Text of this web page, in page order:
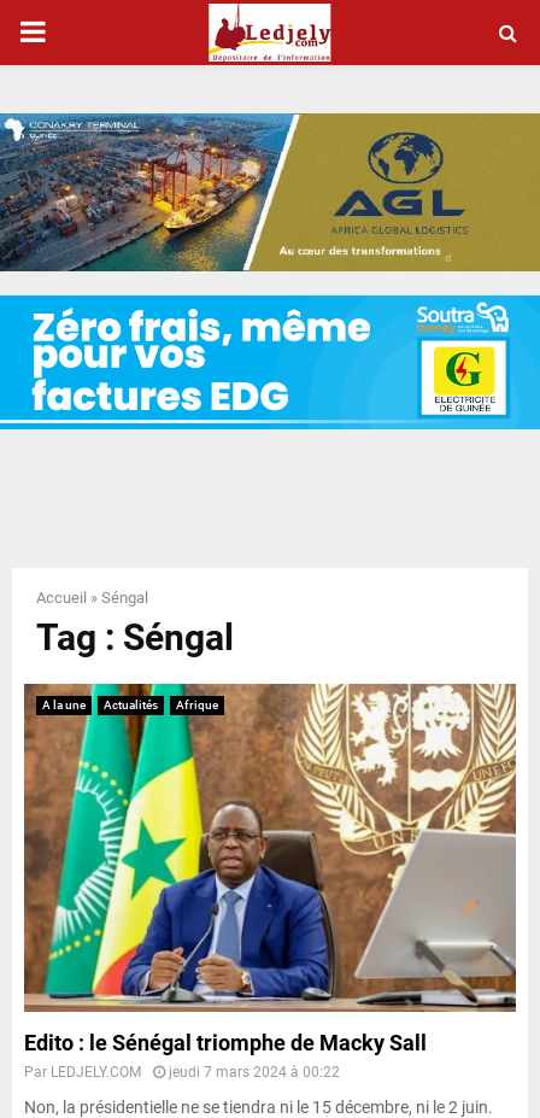
P
I
M
A
Y
N
U
Accueil » Séngal
Tag : Séngal
A la une Actualités Afrique
Edito : le Sénégal triomphe de Macky Sall
Par LEDJELY.COM jeudi 7 mars 2024 à 00:22
Non, la présidentielle ne se tiendra ni le 15 décembre, ni le 2 juin.